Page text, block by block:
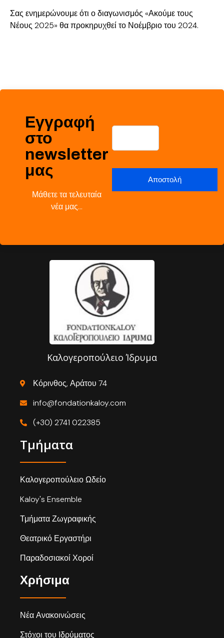
Σας ενημερώνουμε ότι ο διαγωνισμός «Ακούμε τους
Νέους 2025» θα προκηρυχθεί το Νοέμβριο του 2024.
Εγγραφή
στο
newsletter
μας
Μάθετε τα τελευταία
νέα μας…
Καλογεροπούλειο Ίδρυμα
Κόρινθος, Αράτου 74
info@fondationkaloy.com
(+30) 2741 022385
Τμήματα
Καλογεροπούλειο Ωδείο
Kaloy's Ensemble
Τμήματα Ζωγραφικής
Θεατρικό Εργαστήρι
Παραδοσιακοί Χοροί
Χρήσιμα
Νέα Ανακοινώσεις
Στόχοι του Ιδρύματος